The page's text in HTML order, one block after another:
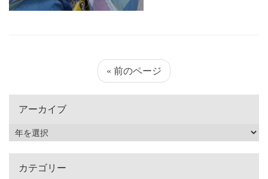
« 前のページ
アーカイブ
カテゴリー